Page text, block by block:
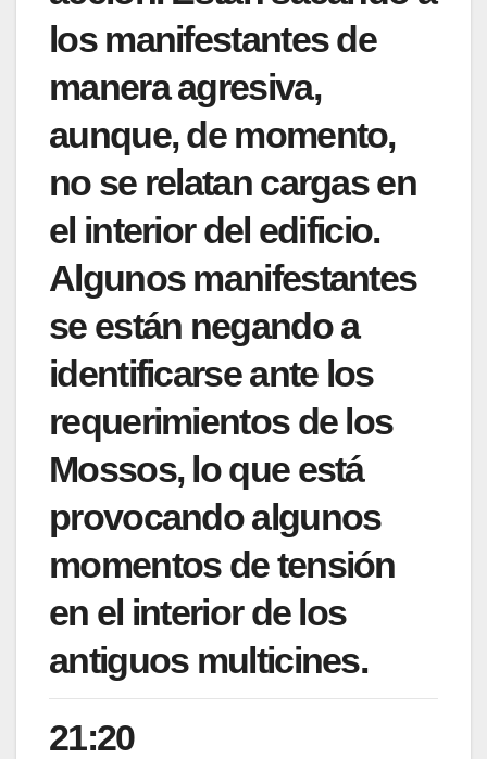
los manifestantes de
manera agresiva,
aunque, de momento,
no se relatan cargas en
el interior del edificio.
Algunos manifestantes
se están negando a
identificarse ante los
requerimientos de los
Mossos, lo que está
provocando algunos
momentos de tensión
en el interior de los
antiguos multicines.
21:20